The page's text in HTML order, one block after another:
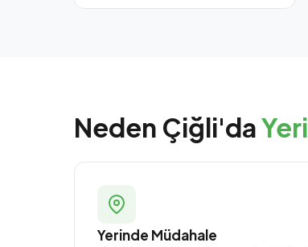
Neden Çiğli'da
Yerinde Müdahale